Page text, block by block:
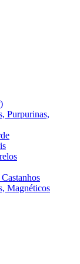
Purpurinas,
Magnéticos